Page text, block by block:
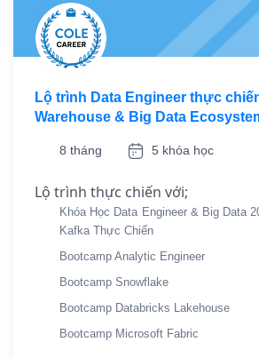
Lộ trình Data Engineer thực
Warehouse & Big Data
8 tháng 5 khóa học
Lộ trình thực chiến với;
Khóa Học Data Engineer & Big Data
Kafka Thực Chiến
Bootcamp Analytic Engineer
Bootcamp Snowflake
Bootcamp Databricks Lakehouse
Bootcamp Microsoft Fabric